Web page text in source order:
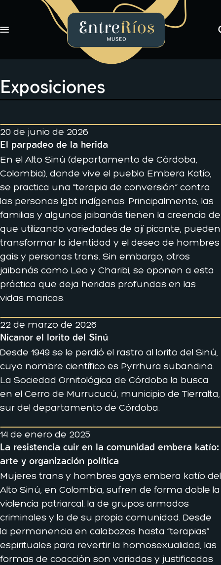
Toggle navigation
EntreRíos Museo
Libros
Novedades
Exposiciones
20 de junio de 2026
El parpadeo de la herida
En el Alto Sinú (departamento de Córdoba,
Colombia), donde vive el pueblo Embera Katío,
se practica una “terapia de conversión” contra
las personas lgbt indígenas. Principalmente, las
familias y algunos jaibanás tienen la creencia de
que utilizando variedades de ají picante, pueden
transformar la identidad y el deseo de hombres
gais y personas trans. Sin embargo, otros
jaibanás como Leo y Charibi, se oponen a esta
práctica que deja heridas profundas en las
vidas maricas.
22 de marzo de 2026
Nicanor el lorito del Sinú
Desde 1949 se le perdió el rastro al lorito del Sinú,
cuyo nombre científico es Pyrrhura subandina.
La Sociedad Ornitológica de Córdoba la busca
en el Cerro de Murrucucú, municipio de Tierralta,
sur del departamento de Córdoba.
14 de enero de 2025
La resistencia cuir en la comunidad embera katío:
arte y organización política
Mujeres trans y hombres gays embera katío del
Alto Sinú, en Colombia, sufren de forma doble la
violencia patriarcal: la de grupos armados
criminales y la de su propia comunidad. Desde
la permanencia en calabozos hasta “terapias”
espirituales para revertir la homosexualidad, las
formas de coacción son variadas y justificadas